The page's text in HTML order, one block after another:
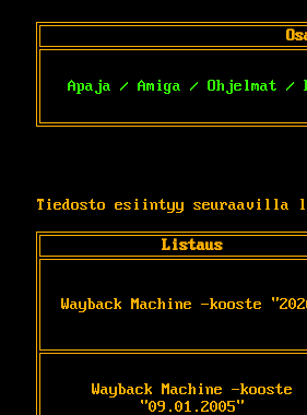
Apaja / Amiga / Ohjelmat
Tiedosto esiintyy seuraavilla
Listaus
Wayback Machine -kooste
Wayback Machine -kooste
"09.01.2005"